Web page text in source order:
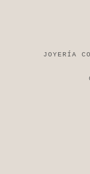
JOYERÍA